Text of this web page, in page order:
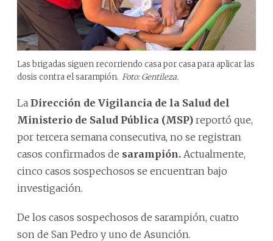
Las brigadas siguen recorriendo casa por casa para aplicar las
dosis contra el sarampión. Foto: Gentileza.
La Dirección de Vigilancia de la Salud del
Ministerio de Salud Pública (MSP) reportó que,
por tercera semana consecutiva, no se registran
casos confirmados de sarampión. Actualmente,
cinco casos sospechosos se encuentran bajo
investigación.
De los casos sospechosos de sarampión, cuatro
son de San Pedro y uno de Asunción.